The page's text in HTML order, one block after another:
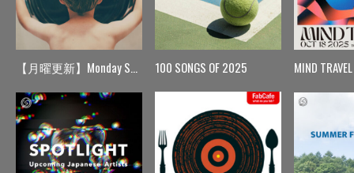
【月曜更新】Monday Spin 100 SONGS OF 2025 MIND TRAVEL